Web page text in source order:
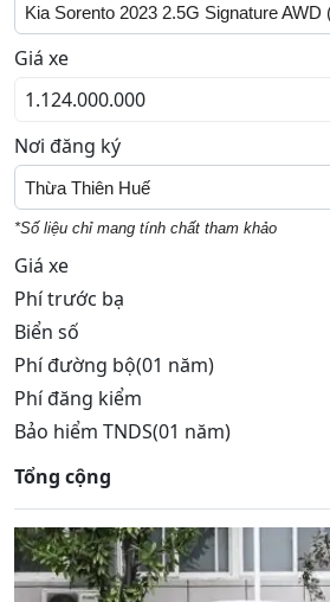
Kia Sorento 2023 2.5G Signature AWD
Giá xe
Nơi đăng ký
Thừa Thiên Huế
*Số liệu chỉ mang tính chất tham khảo
Giá xe
Phí trước bạ
Biển số
Phí đường bộ(01 năm)
Phí đăng kiểm
Bảo hiểm TNDS(01 năm)
Tổng cộng